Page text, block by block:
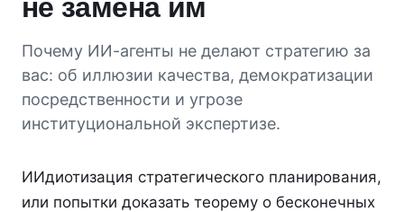
не замена им
Почему ИИ-агенты не делают стратегию за
вас: об иллюзии качества, демократизации
посредственности и угрозе
институциональной экспертизе.
ИИдиотизация стратегического планирования,
или попытки доказать теорему о бесконечных